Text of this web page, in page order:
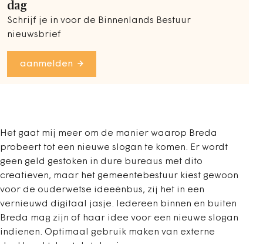
dag
Schrijf je in voor de Binnenlands Bestuur
nieuwsbrief
aanmelden
Het gaat mij meer om de manier waarop Breda
probeert tot een nieuwe slogan te komen. Er wordt
geen geld gestoken in dure bureaus met dito
creatieven, maar het gemeentebestuur kiest gewoon
voor de ouderwetse ideeënbus, zij het in een
vernieuwd digitaal jasje. Iedereen binnen en buiten
Breda mag zijn of haar idee voor een nieuwe slogan
indienen. Optimaal gebruik maken van externe